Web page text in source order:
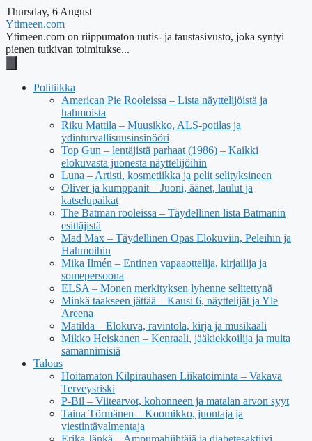
Thursday, 6 August
Ytimeen.com
Ytimeen.com on riippumaton uutis- ja taustasivusto, joka syntyi
pienen tutkivan toimitukse...
Politiikka
American Pie Rooleissa – Lista näyttelijöistä ja
hahmoista
Riku Mattila – Muusikko, ALS-potilas ja
ydinturvallisuusinsinööri
Top Gun – lentäjistä parhaat (1986) – Kaikki
elokuvasta juonesta näyttelijöihin
Luna – Artisti, kosmetiikka ja pelit selityksineen
Oliver ja kumppanit – Juoni, äänet, laulut ja
katselupaikat
The Batman rooleissa – Täydellinen lista Batmanin
esittäjistä
Mad Max – Täydellinen Opas Elokuviin, Peleihin ja
Hahmoihin
Mika Ilmén – Entinen vapaaottelija, kirjailija ja
somepersoona
ELSA – Monen merkityksen lyhenne selitettynä
Minkä taakseen jättää – Kausi 6, näyttelijät ja Yle
Areena
Matilda – Elokuva, ravintola, kirja ja musikaali
Mikko Heiskanen – Kenraali, jääkiekkoilija ja muita
samannimisiä
Talous
Hoitamaton Kilpirauhasen Liikatoiminta – Vakava
Terveysriski
P-Bil – Viitearvot, kohonneen ja matalan arvon syyt
Taina Törmänen – Koomikko, juontaja ja
viestintävalmentaja
Erika Jänkä – Ampumahiihtäjä ja diabetesaktiivi